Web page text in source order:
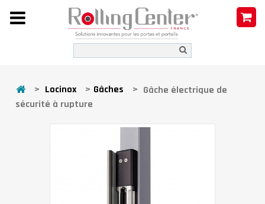
> Locinox > Gâches > Gâche électrique de
sécurité à rupture